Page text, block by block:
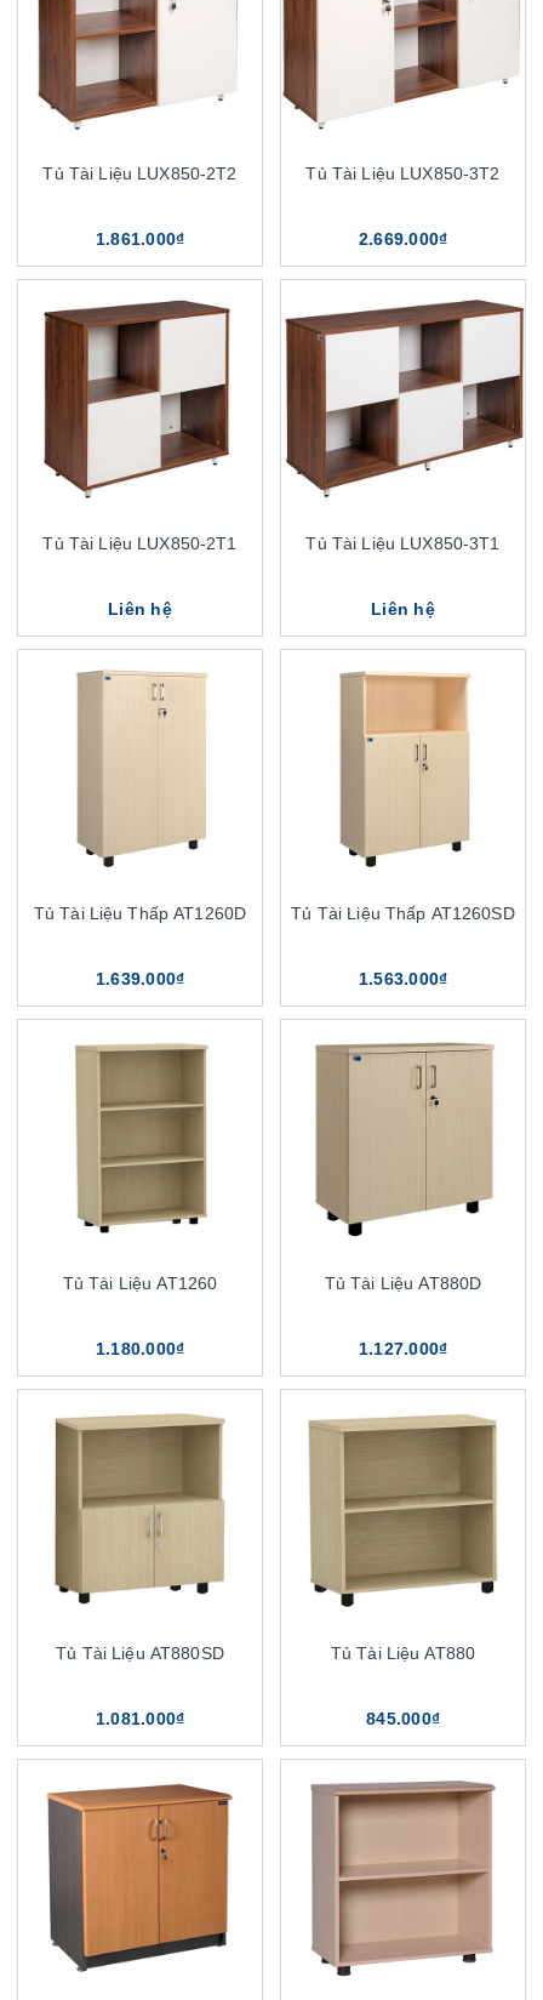
Tủ Tài Liệu LUX850-2T2
1.861.000₫
Tủ Tài Liệu LUX850-3T2
2.669.000₫
Tủ Tài Liệu LUX850-2T1
Liên hệ
Tủ Tài Liệu LUX850-3T1
Liên hệ
Tủ Tài Liệu Thấp AT1260D
1.639.000₫
Tủ Tài Liệu Thấp AT1260SD
1.563.000₫
Tủ Tài Liệu AT1260
1.180.000₫
Tủ Tài Liệu AT880D
1.127.000₫
Tủ Tài Liệu AT880SD
1.081.000₫
Tủ Tài Liệu AT880
845.000₫